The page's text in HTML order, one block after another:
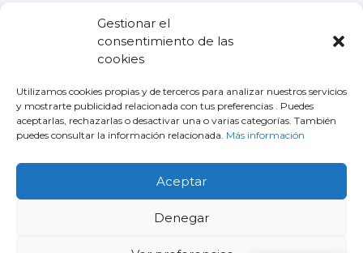
Gestionar el
consentimiento de las
cookies
Utilizamos cookies propias y de terceros para analizar nuestros servicios
y mostrarte publicidad relacionada con tus preferencias . Puedes
aceptarlas, rechazarlas o desactivar una o varias categorías. También
puedes consultar la información relacionada. Más información
Aceptar
Denegar
Still stuck? How can we help?
Updated on 06/05/2022
Funciona conBetterDocs
Aviso Legal